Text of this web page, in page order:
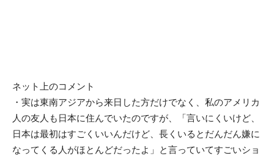
ネット上のコメント
・実は東南アジアから来日した方だけでなく、私のアメリカ
人の友人も日本に住んでいたのですが、「言いにくいけど、
日本は最初はすごくいいんだけど、長くいるとだんだん嫌に
なってくる人がほとんどだったよ」と言っていてすごいショ